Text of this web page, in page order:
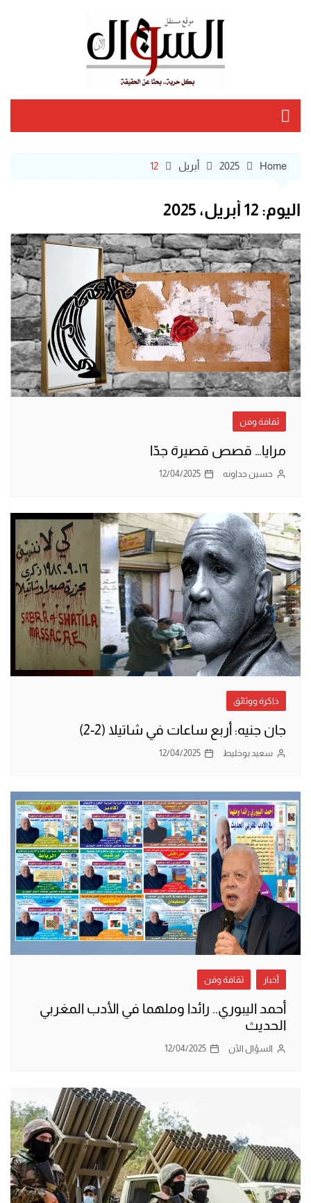
Home
2025 أبريل 12
اليوم: 12 أبريل، 2025
ثقافة وفن
مرايا… قصص قصيرة جدّا
حسين جداونه 12/04/2025
ذاكرة ووثائق
جان جنيه: أربع ساعات في شاتيلا (2-2)
سعيد بوخليط 12/04/2025
أخبار ثقافة وفن
أحمد اليبوري.. رائدا وملهما في الأدب المغربي
الحديث
السؤال الآن 12/04/2025